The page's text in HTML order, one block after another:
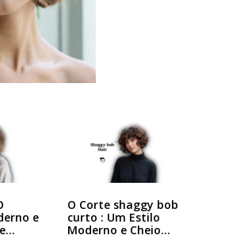
e
O Corte shaggy bob
curto : Um Estilo
Moderno e Cheio…